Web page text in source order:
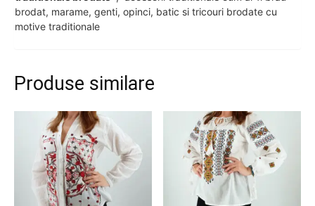
brodat, marame, genti, opinci, batic si tricouri brodate cu
motive traditionale
Produse similare